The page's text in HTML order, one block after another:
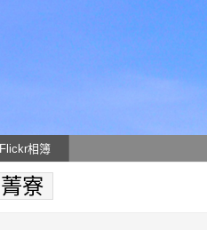
Flickr相簿
菁寮